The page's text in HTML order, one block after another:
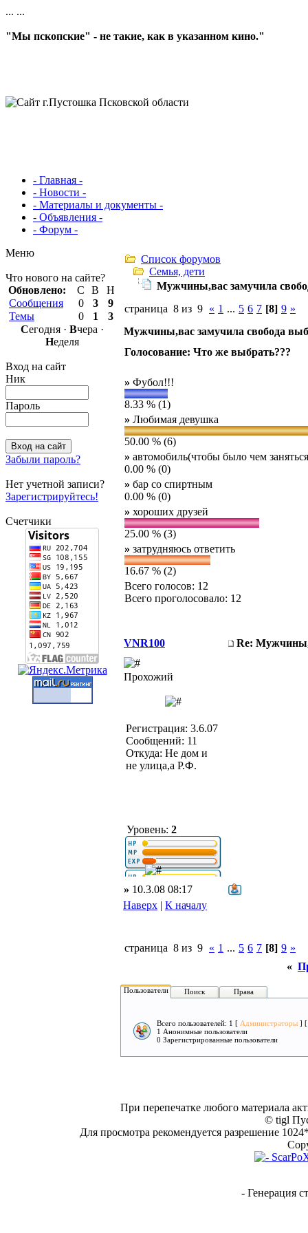
... ...
"Мы пскопские" - не такие, как в указанном кино."
- Главная -
- Новости -
- Материалы и документы -
- Объявления -
- Форум -
Меню
Что нового на сайте?
Обновлено:
С В
Н
Сообщения
0 3
9
Темы
0 1
3
Сегодня · Вчера ·
Неделя
Вход на сайт
Ник
Пароль
Забыли пароль?
Нет учетной записи?
Зарегистрируйтесь!
Счетчики
Список форумов
Семья, дети
Мужчины,вас замучила
страница 8 из 9 « 1 ... 5 6 7 [8] 9 »
Мужчины,вас замучила свобода
Голосование: Что же выбрать???
» Фубол!!!
8.33 % (1)
» Любимая девушка
50.00 % (6)
» автомобиль(чтобы было чем
0.00 % (0)
» бар со спиртным
0.00 % (0)
» хороших друзей
25.00 % (3)
» затрудняюсь ответить
16.67 % (2)
Всего голосов: 12
Всего проголосовало: 12
VNR100 Re:
Прохожий
Регистрация: 3.6.07
Сообщений: 11
Откуда: Не дом и
не улица,а Р.Ф.
Уровень: 2
» 10.3.08 08:17
Наверх | К началу
страница 8 из 9 « 1 ... 5 6 7 [8] 9 »
«
Пользователи Поиск Права
Всего пользователей: 1 [ Администраторы ]
1 Анонимные пользователи
0 Зарегистрированные пользователи
При перепечатке любого материала
© tigl
Для просмотра рекомендуется разрешение
- Генерация